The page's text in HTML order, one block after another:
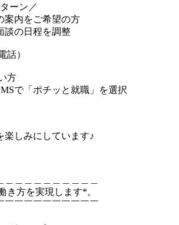
ーン／
内をご希望の方
談の日程を調整
話）
方
で「ポチッと就職」を選択
楽しみにしています♪
き方を実現します*。
￣￣￣￣￣￣￣￣￣￣